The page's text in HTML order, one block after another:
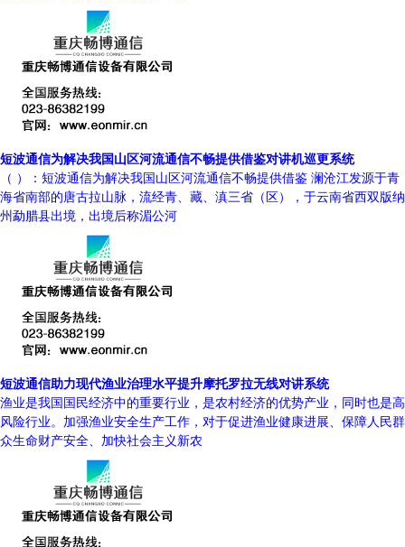
短波通信为解决我国山区河流通信不畅提供借鉴对讲机巡更系统
（ ）：短波通信为解决我国山区河流通信不畅提供借鉴 澜沧江发源于青
海省南部的唐古拉山脉，流经青、藏、滇三省（区），于云南省西双版纳
州勐腊县出境，出境后称湄公河
短波通信助力现代渔业治理水平提升摩托罗拉无线对讲系统
渔业是我国国民经济中的重要行业，是农村经济的优势产业，同时也是高
风险行业。加强渔业安全生产工作，对于促进渔业健康进展、保障人民群
众生命财产安全、加快社会主义新农